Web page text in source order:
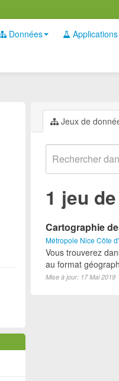
Données Applications
Jeux de
1 jeu
Cartographie
Métropole Nice Côte
Vous trouverez
au format
Mise à jour: 17 Mai 2019